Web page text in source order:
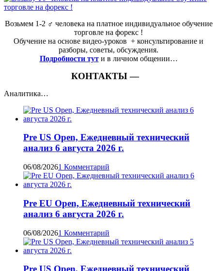
Возьмем 1-2 ‍♂️ человека на платное индивидуальное обучение
торговле на форекс !
Обучение на основе видео-уроков ️ + консультирование и
разборы, советы, обсуждения.
Подробности тут и в личном общении…
КОНТАКТЫ —
Аналитика…
Pre US Open, Ежедневный технический
анализ 6 августа 2026 г.
06/08/20261 Комментарий
Pre EU Open, Ежедневный технический
анализ 6 августа 2026 г.
06/08/20261 Комментарий